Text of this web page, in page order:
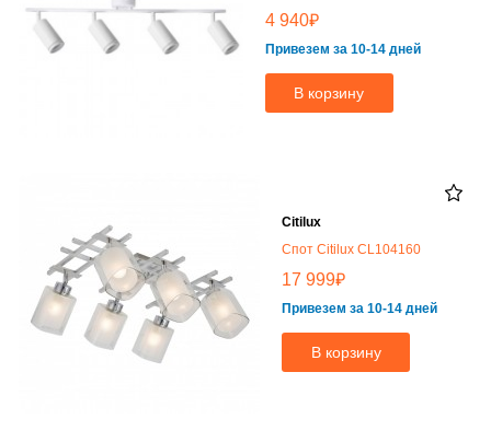
4 940₽
Привезем за 10-14 дней
В корзину
Citilux
Спот Citilux CL104160
17 999₽
Привезем за 10-14 дней
В корзину